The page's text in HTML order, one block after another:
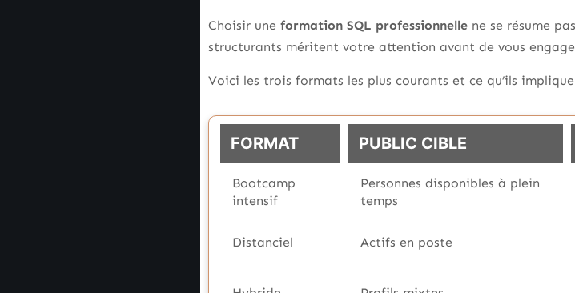
Choisir une formation SQL professionnelle ne se résume
structurants méritent votre attention avant de vous
Voici les trois formats les plus courants et ce qu’ils
FORMAT PUBLIC CIBLE
Bootcamp
intensif
Personnes disponibles à plein
temps
Distanciel Actifs en poste